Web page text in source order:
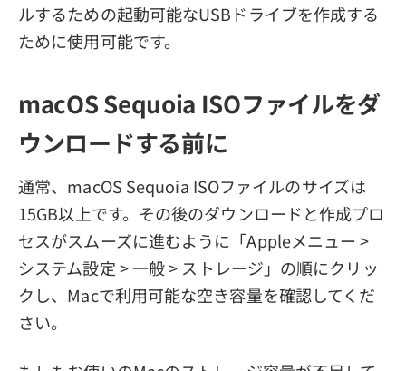
ルするための起動可能なUSBドライブを作成する
ために使用可能です。
macOS Sequoia ISOファイルをダ
ウンロードする前に
通常、macOS Sequoia ISOファイルのサイズは
15GB以上です。その後のダウンロードと作成プロ
セスがスムーズに進むように「Appleメニュー >
システム設定 > 一般 > ストレージ」の順にクリッ
クし、Macで利用可能な空き容量を確認してくだ
さい。